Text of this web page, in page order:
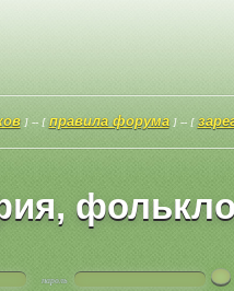
] -- [ правила форума] -- [
пароль